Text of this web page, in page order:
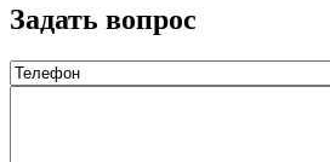
Задать вопрос